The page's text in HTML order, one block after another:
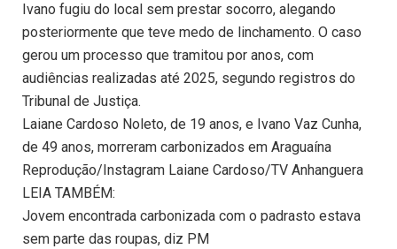
Ivano fugiu do local sem prestar socorro, alegando
posteriormente que teve medo de linchamento. O caso
gerou um processo que tramitou por anos, com
audiências realizadas até 2025, segundo registros do
Tribunal de Justiça.
Laiane Cardoso Noleto, de 19 anos, e Ivano Vaz Cunha,
de 49 anos, morreram carbonizados em Araguaína
Reprodução/Instagram Laiane Cardoso/TV Anhanguera
LEIA TAMBÉM:
Jovem encontrada carbonizada com o padrasto estava
sem parte das roupas, diz PM